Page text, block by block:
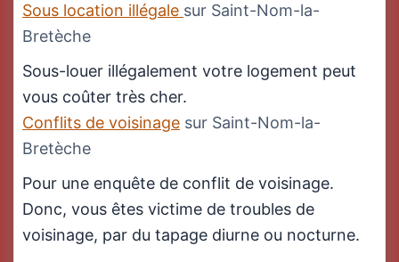
Sous location illégale sur Saint-Nom-la-
Bretèche
Sous-louer illégalement votre logement peut
vous coûter très cher.
Conflits de voisinage sur Saint-Nom-la-
Bretèche
Pour une enquête de conflit de voisinage.
Donc, vous êtes victime de troubles de
voisinage, par du tapage diurne ou nocturne.